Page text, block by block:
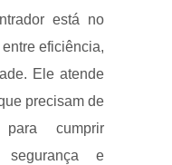
está no
eficiência,
Ele atende
precisam de
para cumprir
segurança e